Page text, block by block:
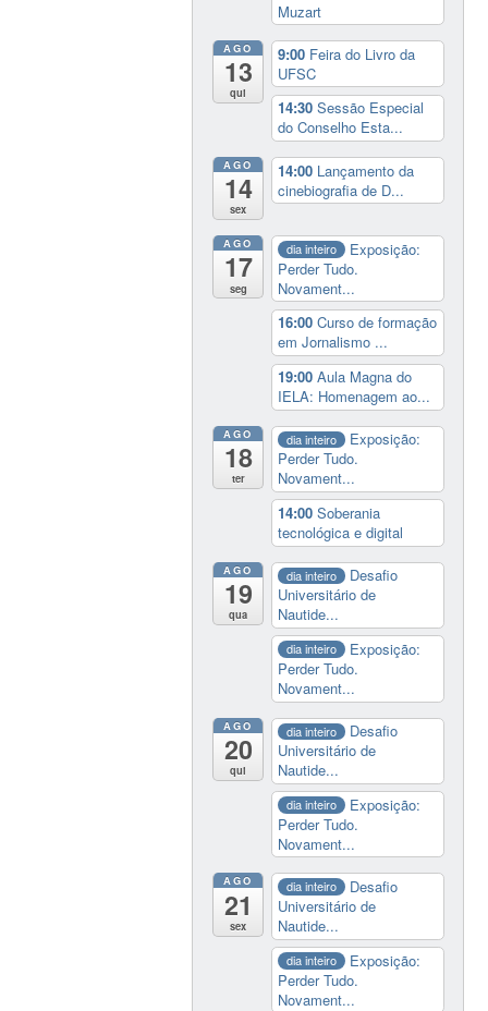
Muzart
AGO
13
qui
9:00 Feira do Livro da
UFSC
14:30Sessão Especial
do Conselho Esta...
AGO
14
sex
14:00 Lançamento da
cinebiografia de D...
AGO
17
seg
dia inteiro
Exposição:
Perder Tudo.
Novament...
16:00Curso de formação
em Jornalismo ...
19:00Aula Magna do
IELA: Homenagem ao...
AGO
18
ter
dia inteiro
Exposição:
Perder Tudo.
Novament...
14:00Soberania
tecnológica e digital
AGO
19
qua
dia inteiro
Desafio
Universitário de
Nautide...
dia inteiro
Exposição:
Perder Tudo.
Novament...
AGO
20
qui
dia inteiro
Desafio
Universitário de
Nautide...
dia inteiro
Exposição:
Perder Tudo.
Novament...
AGO
21
sex
dia inteiro
Desafio
Universitário de
Nautide...
dia inteiro
Exposição:
Perder Tudo.
Novament...